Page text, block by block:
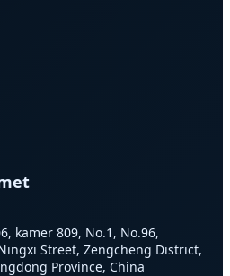
kamer 809, No.1, No.96,
Street, Zengcheng District,
Province, China